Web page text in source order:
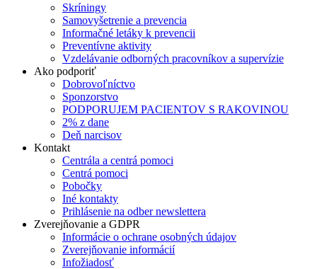
Skríningy
Samovyšetrenie a prevencia
Informačné letáky k prevencii
Preventívne aktivity
Vzdelávanie odborných pracovníkov a supervízie
Ako podporiť
Dobrovoľníctvo
Sponzorstvo
PODPORUJEM PACIENTOV S RAKOVINOU
2% z dane
Deň narcisov
Kontakt
Centrála a centrá pomoci
Centrá pomoci
Pobočky
Iné kontakty
Prihlásenie na odber newslettera
Zverejňovanie a GDPR
Informácie o ochrane osobných údajov
Zverejňovanie informácií
Infožiadosť